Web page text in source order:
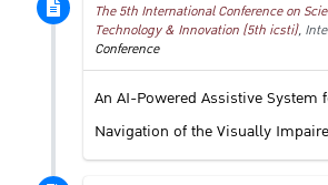
The 5th International Conference on
Technology & Innovation (5th icsti),
Conference
An AI-Powered Assistive System
Navigation of the Visually